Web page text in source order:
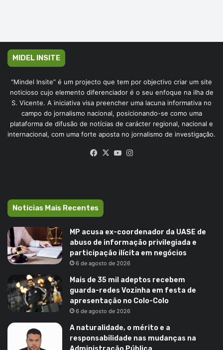
MIDEL INSITE
“Mindel Insite” é um projecto que tem por objectivo criar um site
noticioso cujo elemento diferenciador é o seu enfoque na ilha de
S. Vicente. A iniciativa visa preencher uma lacuna informativa no
campo do jornalismo nacional, posicionando-se como uma
plataforma de difusão de notícias de carácter regional, nacional e
internacional, com uma forte aposta no jornalismo de investigação.
Facebook
X YouTube
Noticias Mais Recentes
MP acusa ex-coordenador da UASE de
abuso de informação privilegiada e
participação ilícita em negócios
6 de agosto de 2026
Mais de 35 mil adeptos recebem
guarda-redes Vozinha em festa de
apresentação no Colo-Colo
6 de agosto de 2026
A naturalidade, o mérito e a
responsabilidade nas mudanças na